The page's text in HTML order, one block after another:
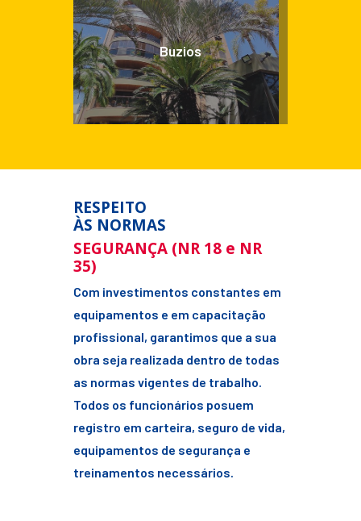
Buzios
RESPEITO
ÀS NORMAS
SEGURANÇA (NR 18 e NR
35)
Com investimentos constantes em
equipamentos e em capacitação
profissional, garantimos que a sua
obra seja realizada dentro de todas
as normas vigentes de trabalho.
Todos os funcionários posuem
registro em carteira, seguro de vida,
equipamentos de segurança e
treinamentos necessários.